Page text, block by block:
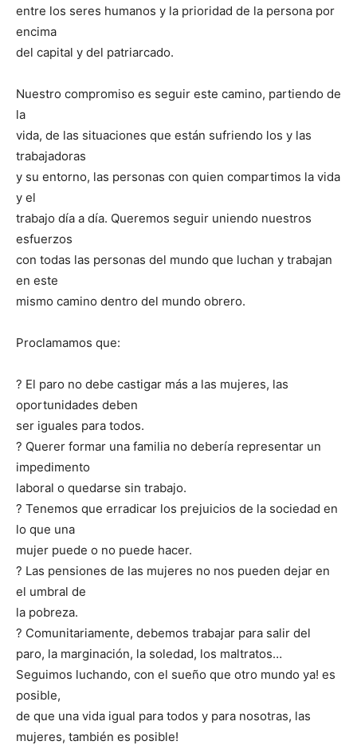
entre los seres humanos y la prioridad de la persona por
encima
del capital y del patriarcado.
Nuestro compromiso es seguir este camino, partiendo de
la
vida, de las situaciones que están sufriendo los y las
trabajadoras
y su entorno, las personas con quien compartimos la vida
y el
trabajo día a día. Queremos seguir uniendo nuestros
esfuerzos
con todas las personas del mundo que luchan y trabajan
en este
mismo camino dentro del mundo obrero.
Proclamamos que:
? El paro no debe castigar más a las mujeres, las
oportunidades deben
ser iguales para todos.
? Querer formar una familia no debería representar un
impedimento
laboral o quedarse sin trabajo.
? Tenemos que erradicar los prejuicios de la sociedad en
lo que una
mujer puede o no puede hacer.
? Las pensiones de las mujeres no nos pueden dejar en
el umbral de
la pobreza.
? Comunitariamente, debemos trabajar para salir del
paro, la marginación, la soledad, los maltratos…
Seguimos luchando, con el sueño que otro mundo ya! es
posible,
de que una vida igual para todos y para nosotras, las
mujeres, también es posible!